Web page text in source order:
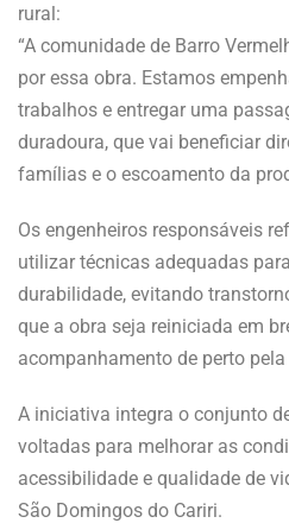
rural:
“A comunidade de Barro
por essa obra. Estamos
trabalhos e entregar uma
duradoura, que vai beneficiar
famílias e o escoamento da
Os engenheiros responsáveis
utilizar técnicas adequadas
durabilidade, evitando
que a obra seja reiniciada em
acompanhamento de perto
A iniciativa integra o conjunto
voltadas para melhorar as
acessibilidade e qualidade de
São Domingos do Cariri.